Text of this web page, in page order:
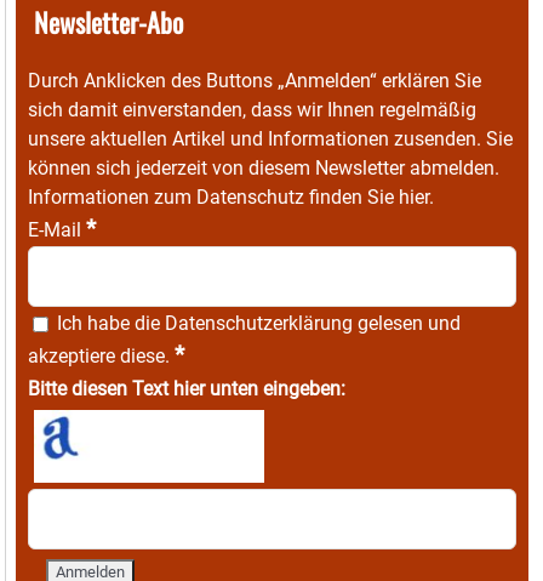
Newsletter-Abo
Durch Anklicken des Buttons „Anmelden“ erklären Sie
sich damit einverstanden, dass wir Ihnen regelmäßig
unsere aktuellen Artikel und Informationen zusenden. Sie
können sich jederzeit von diesem Newsletter abmelden.
Informationen zum Datenschutz finden Sie hier.
E-Mail *
Ich habe die Datenschutzerklärung gelesen und
akzeptiere diese. *
Bitte diesen Text hier unten eingeben: